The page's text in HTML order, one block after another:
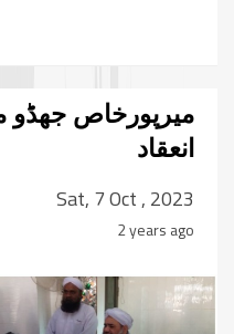
میرپورخاص جھڈو
انعقاد
Sat, 7 Oct , 2023
2 years ago